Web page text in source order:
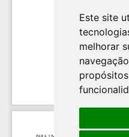
Este site
melhorar